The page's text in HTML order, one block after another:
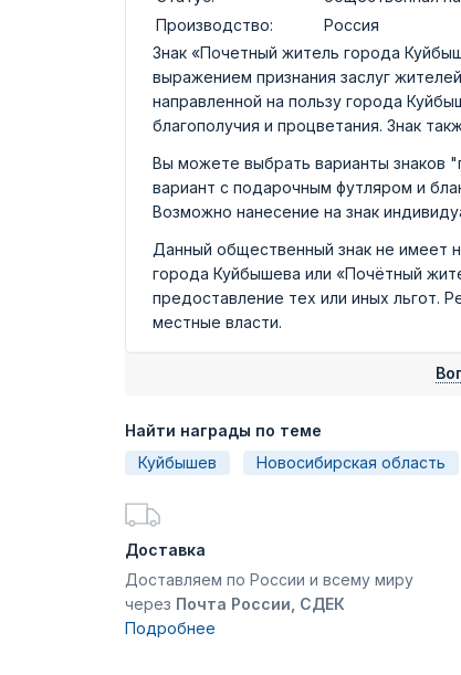
Производство:
Россия
Знак «Почетный житель города
выражением признания заслуг
направленной на пользу города
благополучия и процветания. Знак
Вы можете выбрать варианты знаков
вариант с подарочным футляром и
Возможно нанесение на знак
Данный общественный знак не имеет
города Куйбышева или «Почётный
предоставление тех или иных льгот.
местные власти.
Найти награды по теме
Куйбышев
Новосибирская область
Доставка
Доставляем по России и всему миру
через Почта России, СДЕК
Подробнее